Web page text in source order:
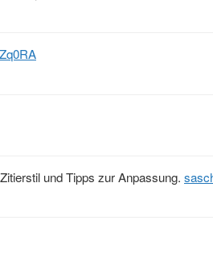
und Tipps zur Anpassung.